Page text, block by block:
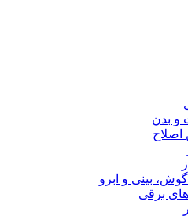
و بدن
اصلاح
بینی و ابرو
برقی